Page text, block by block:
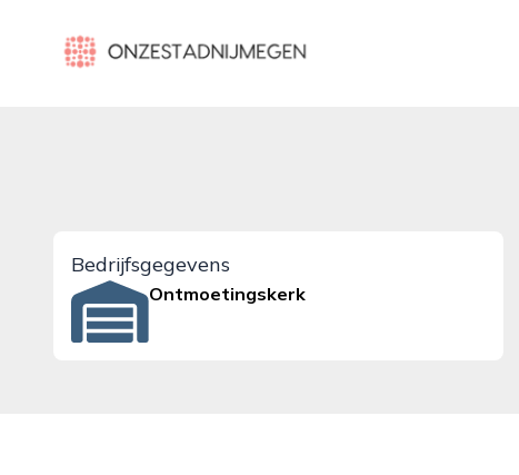
onzestadnijmegen.nl
Bedrijfsgegevens
Ontmoetingskerk